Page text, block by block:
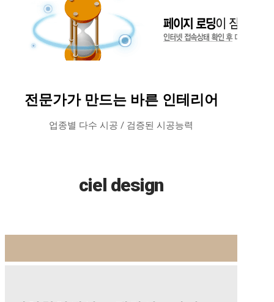
전문가가 만드는바른 인테리어
업종별 다수 시공 / 검증된 시공능력
ciel design